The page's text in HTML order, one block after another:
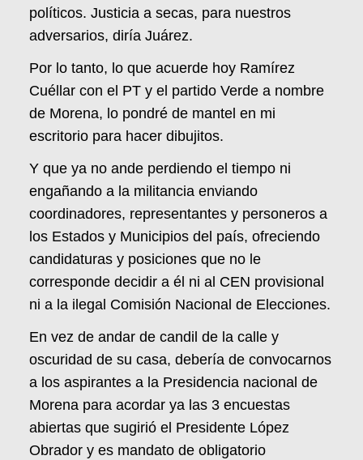
políticos. Justicia a secas, para nuestros
adversarios, diría Juárez.
Por lo tanto, lo que acuerde hoy Ramírez
Cuéllar con el PT y el partido Verde a nombre
de Morena, lo pondré de mantel en mi
escritorio para hacer dibujitos.
Y que ya no ande perdiendo el tiempo ni
engañando a la militancia enviando
coordinadores, representantes y personeros a
los Estados y Municipios del país, ofreciendo
candidaturas y posiciones que no le
corresponde decidir a él ni al CEN provisional
ni a la ilegal Comisión Nacional de Elecciones.
En vez de andar de candil de la calle y
oscuridad de su casa, debería de convocarnos
a los aspirantes a la Presidencia nacional de
Morena para acordar ya las 3 encuestas
abiertas que sugirió el Presidente López
Obrador y es mandato de obligatorio